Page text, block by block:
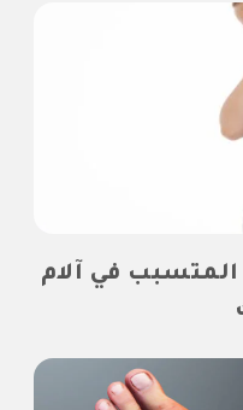
في آلام